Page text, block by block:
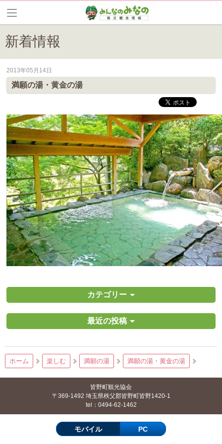
新着情報
皆野町のイベントやお祭り、花情報等の最新情報や観光協会会員情報
2013年05月14日
満願の湯・黄金の湯
カテゴリー
最近の投稿
ホーム 楽しむ 満願の湯 満願の湯・黄金の湯
皆野町観光協会
〒369-1492 埼玉県秩父郡皆野町皆野1420-1
tel：0494-62-1462
モバイル PC